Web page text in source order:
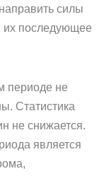
силы
их последующее
периоде не
Статистика
не снижается.
является